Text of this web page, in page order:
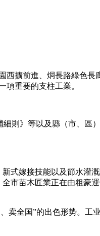
西擴前進、烔長路綠色長
項重要的支柱工業。
則》等以及縣（市、區
式嫁接技能以及節水灌
市苗木匠業正在由粗豪
卖全国”的出色形势。工